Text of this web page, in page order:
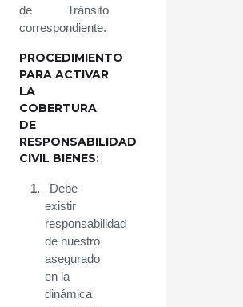
de Tránsito
correspondiente.
PROCEDIMIENTO
PARA ACTIVAR
LA
COBERTURA
DE
RESPONSABILIDAD
CIVIL BIENES:
1.
Debe
existir
responsabilidad
de nuestro
asegurado
en la
dinámica